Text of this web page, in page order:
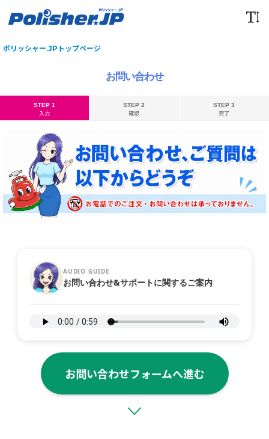
ポリッシャー.JPトップページ
お問い合わせ
STEP 1
入力
STEP 2
確認
STEP 3
完了
AUDIO GUIDE
お問い合わせ&サポートに関するご案内
お問い合わせフォームへ進む